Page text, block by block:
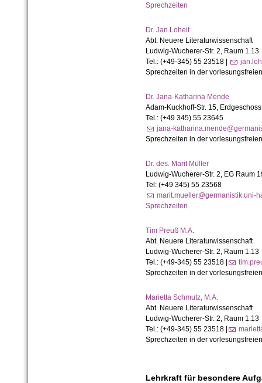
Sprechzeiten
Dr. Jan Loheit
Abt. Neuere Literaturwissenschaft
Ludwig-Wucherer-Str. 2, Raum 1.13
Tel.: (+49-345) 55 23518 |
Sprechzeiten in der
Dr. Jana-Katharina Mende
Adam-Kuckhoff-Str. 15,
Tel.: (+49 345) 55 23645
jana-
Sprechzeiten in der
Dr. des. Marit Müller
Ludwig-Wucherer-Str. 2, EG Raum
Tel: (+49 345) 55 23568
marit.mueller@germanistik.uni-
Sprechzeiten
Tim Preuß M.A.
Abt. Neuere Literaturwissenschaft
Ludwig-Wucherer-Str. 2, Raum 1.13
Tel.: (+49-345) 55 23518 |
Sprechzeiten in der
Marietta Schmutz, M.A.
Abt. Neuere Literaturwissenschaft
Ludwig-Wucherer-Str. 2, Raum 1.13
Tel.: (+49-345) 55 23518 |
Sprechzeiten in der
Lehrkraft für besondere